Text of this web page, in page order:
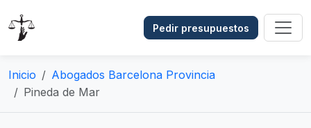
Pedir presupuestos
Inicio
Abogados Barcelona Provincia
Pineda de Mar